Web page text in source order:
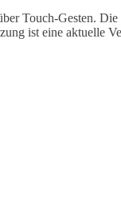
Touch-Gesten.
ist eine aktuelle